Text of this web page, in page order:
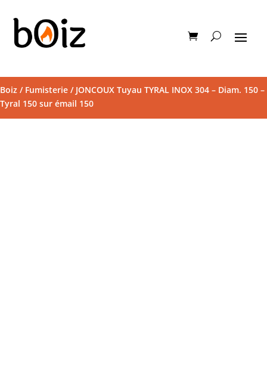
Boiz / Fumisterie / JONCOUX Tuyau TYRAL INOX 304 – Diam. 150 –
Tyral 150 sur émail 150